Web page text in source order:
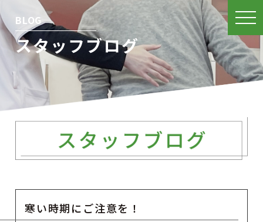
BLOG
スタッフブログ
寒い時期にご注意を！